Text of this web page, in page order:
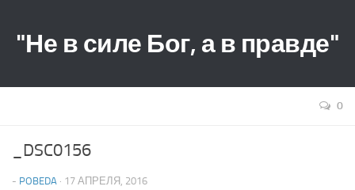
"Не в силе Бог, а в правде"
0
_DSC0156
- POBEDA · 17 АПРЕЛЯ, 2016